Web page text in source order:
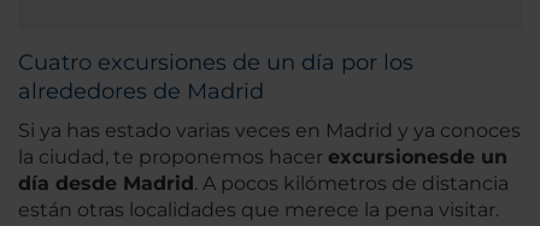
Cuatro excursiones de un día por los
alrededores de Madrid
Si ya has estado varias veces en Madrid y ya conoces
la ciudad, te proponemos hacer excursionesde un
día desde Madrid. A pocos kilómetros de distancia
están otras localidades que merece la pena visitar.